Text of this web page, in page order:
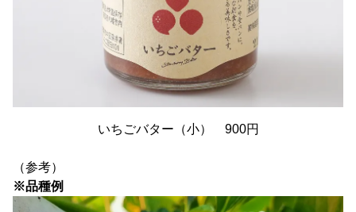
いちごバター（小） 900円
（参考）
※品種例